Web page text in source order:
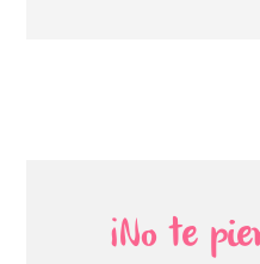
¡No te